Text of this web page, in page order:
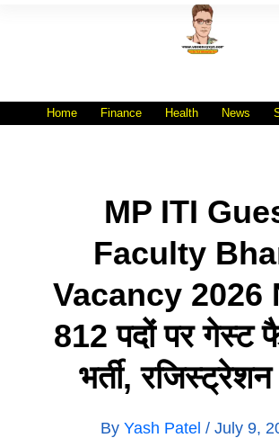
Home Finance Health News
MP ITI
Faculty
Vacancy 2026
812 पदों पर गेस्ट
भर्ती,
By Yash Patel / July 9,